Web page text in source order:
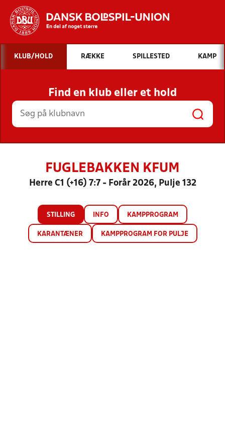
Hvad vil du søge efter?
INDHOLD OG NYHEDER
STILLINGER, RESULTATER, KLUBBER OG
HOLD
KLUB/HOLD RÆKKE SPILLESTED KAMP
Find en klub eller et hold
FUGLEBAKKEN KFUM
Herre C1 (+16) 7:7 - Forår 2026, Pulje 132
STILLING INFO KAMPPROGRAM
KARANTÆNER KAMPPROGRAM FOR PULJE